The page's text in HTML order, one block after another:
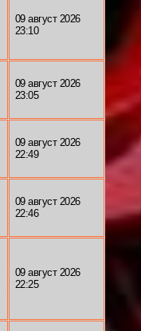
09 август 2026
23:10
09 август 2026
23:05
09 август 2026
22:49
09 август 2026
22:46
09 август 2026
22:25